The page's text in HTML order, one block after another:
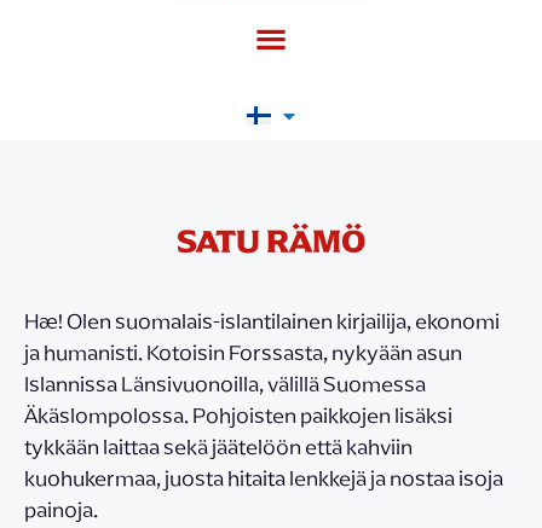
SATU RÄMÖ
Hæ! Olen suomalais-islantilainen kirjailija, ekonomi
ja humanisti. Kotoisin Forssasta, nykyään asun
Islannissa Länsivuonoilla, välillä Suomessa
Äkäslompolossa. Pohjoisten paikkojen lisäksi
tykkään laittaa sekä jäätelöön että kahviin
kuohukermaa, juosta hitaita lenkkejä ja nostaa isoja
painoja.